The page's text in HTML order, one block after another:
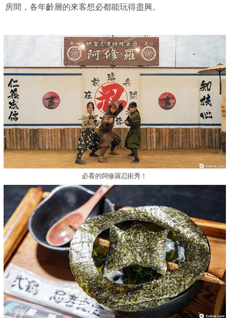
房間，各年齡層的來客想必都能玩得盡興。
必看的阿修羅忍術秀！